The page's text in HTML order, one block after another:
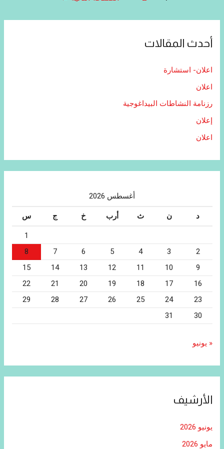
أحدث المقالات
اعلان- استشارة
اعلان
رزنامة النشاطات البيداغوجية
إعلان
اعلان
أغسطس 2026
د ن ث أرب خ ج س
1
2
3
4
5
6
7
8
9
10
11
12
13
14
15
16
17
18
19
20
21
22
23
24
25
26
27
28
29
30
31
« يونيو
الأرشيف
يونيو 2026
مايو 2026